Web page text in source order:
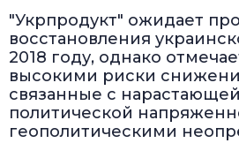
"Укрпродукт" ожидает
восстановления
2018 году, однако
высокими риски
связанные с
политической
геополитическими